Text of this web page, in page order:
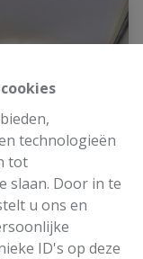
technologieën
tot
slaan. Door in te
u ons en
ID's op deze